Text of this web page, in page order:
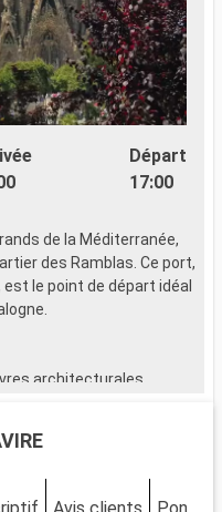
Départ
17:00
de la Méditerranée,
des Ramblas. Ce port,
le point de départ idéal
architecturales
est un incontournable